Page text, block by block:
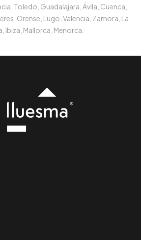
Toledo, Guadalajara, Ávila, Cuenca,
Orense, Lugo, Valencia, Zamora, La
Ibiza, Mallorca, Menorca.